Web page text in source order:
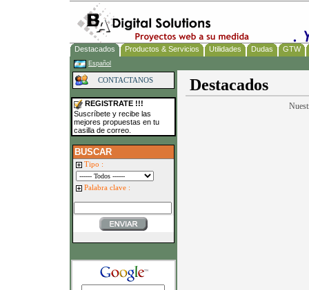
Destacados Productos & Servicios Utilidades Dudas GTW
Español
CONTACTANOS
REGISTRATE !!!
Suscríbete y recibe las
mejores propuestas en tu
casilla de correo.
BUSCAR
Tipo :
Palabra clave :
Destacados